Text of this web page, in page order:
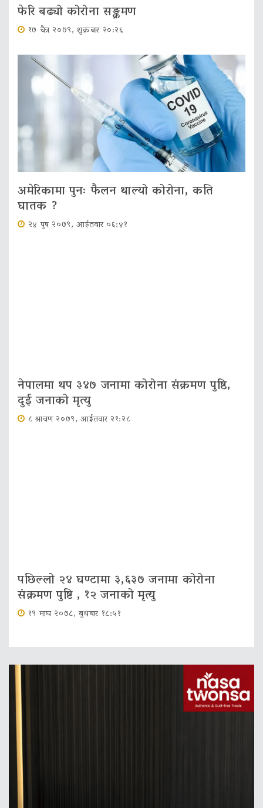
फेरि बढ्यो कोरोना सङ्क्रमण
१७ चैत्र २०७९, शुक्रबार २०:२६
अमेरिकामा पुनः फैलन थाल्यो कोरोना, कति
घातक ?
२४ पुष २०७९, आईतवार ०६:४१
नेपालमा थप ३४७ जनामा कोरोना संक्रमण पुष्ठि,
दुई जनाको मृत्यु
८ श्रावण २०७९, आईतवार २१:२८
पछिल्लो २४ घण्टामा ३,६३७ जनामा कोरोना
संक्रमण पुष्टि , १२ जनाको मृत्‍यु
१९ माघ २०७८, बुधबार १८:५१